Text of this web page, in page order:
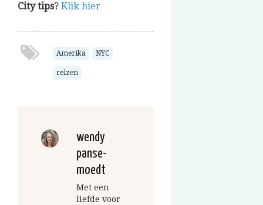
City tips? Klik hier
Amerika NYC
reizen
wendy
panse-
moedt
Met een
liefde voor